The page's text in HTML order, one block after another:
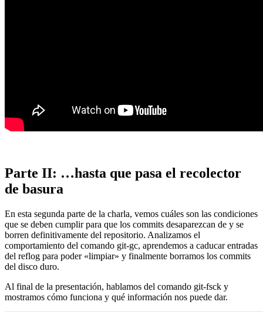
Parte II: …hasta que pasa el recolector
de basura
En esta segunda parte de la charla, vemos cuáles son las condiciones
que se deben cumplir para que los commits desaparezcan de y se
borren definitivamente del repositorio. Analizamos el
comportamiento del comando git-gc, aprendemos a caducar entradas
del reflog para poder «limpiar» y finalmente borramos los commits
del disco duro.
Al final de la presentación, hablamos del comando git-fsck y
mostramos cómo funciona y qué información nos puede dar.